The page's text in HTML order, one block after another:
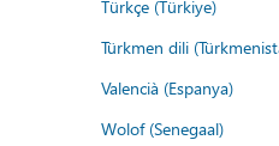
Türkçe (Türkiye)
Türkmen dili
Valencià (Espanya)
Wolof (Senegaal)